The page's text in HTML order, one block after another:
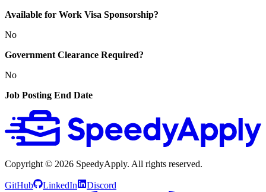
Available for Work Visa Sponsorship?
No
Government Clearance Required?
No
Job Posting End Date
Copyright © 2026 SpeedyApply. All rights reserved.
GitHub LinkedIn Discord